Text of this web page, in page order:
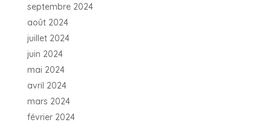
septembre 2024
août 2024
juillet 2024
juin 2024
mai 2024
avril 2024
mars 2024
février 2024